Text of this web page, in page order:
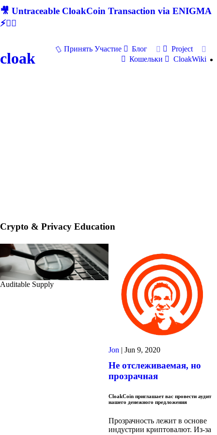
🎥 Untraceable CloakCoin Transaction via ENIGMA
⚡🕵‍♂
cloak
Принять Участие Блог
Project
Кошельки
CloakWiki
Crypto & Privacy Education
Auditable Supply
Jon Jun 9, 2020
Не отслеживаемая, но
прозрачная
CloakCoin приглашает вас провести аудит
нашего денежного предложения
Прозрачность лежит в основе
индустрии криптовалют. Из-за